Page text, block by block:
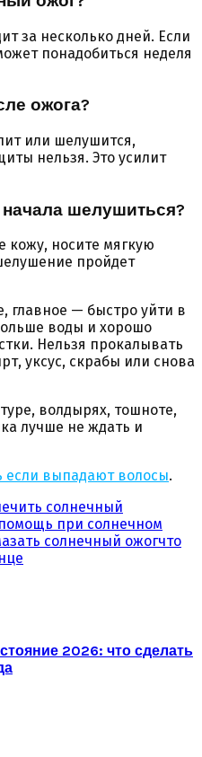
за несколько дней. Если
понадобиться неделя
ожога?
или шелушится,
нельзя. Это усилит
шелушиться?
кожу, носите мягкую
пройдет
главное — быстро уйти в
воды и хорошо
Нельзя прокалывать
уксус, скрабы или снова
волдырях, тошноте,
лучше не ждать и
если выпадают волосы.
солнечный
при солнечном
солнечный ожогчто
2026: что сделать